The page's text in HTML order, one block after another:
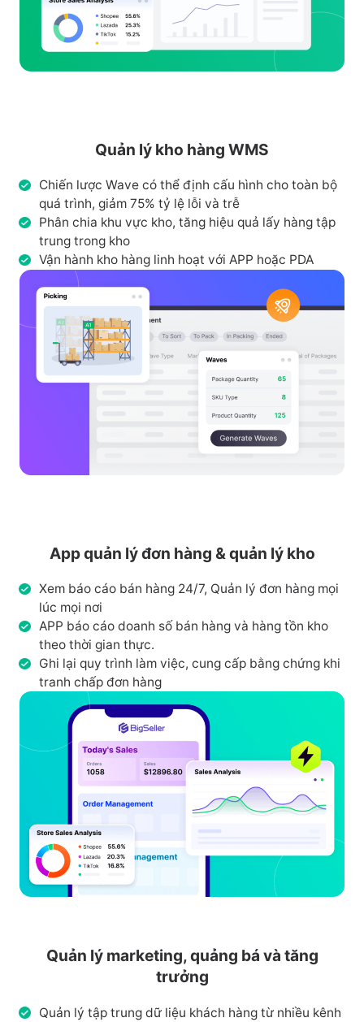
Quản lý kho hàng WMS
Chiến lược Wave có thể định cấu hình cho toàn bộ
quá trình, giảm 75% tỷ lệ lỗi và trễ
Phân chia khu vực kho, tăng hiệu quả lấy hàng tập
trung trong kho
Vận hành kho hàng linh hoạt với APP hoặc PDA
App quản lý đơn hàng & quản lý kho
Xem báo cáo bán hàng 24/7, Quản lý đơn hàng mọi
lúc mọi nơi
APP báo cáo doanh số bán hàng và hàng tồn kho
theo thời gian thực.
Ghi lại quy trình làm việc, cung cấp bằng chứng khi
tranh chấp đơn hàng
Quản lý marketing, quảng bá và tăng
trưởng
Quản lý tập trung dữ liệu khách hàng từ nhiều kênh